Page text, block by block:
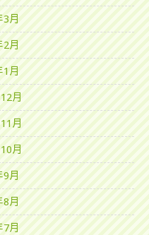
月
月
月
月
月
月
月
月
月